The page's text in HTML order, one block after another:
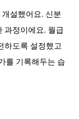
설했어요. 신분
과정이에요. 월급
하도록 설정했고
를 기록해두는 습